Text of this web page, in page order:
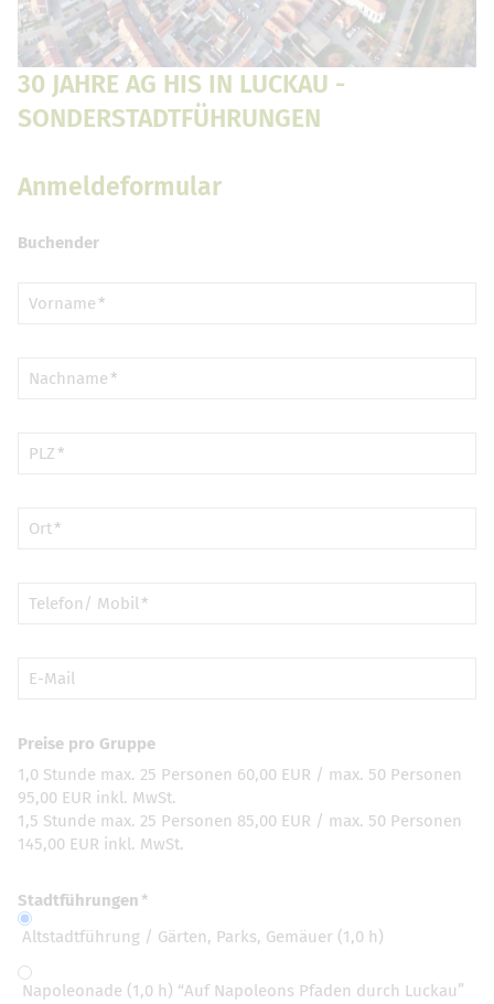
30 JAHRE AG HIS IN LUCKAU -
SONDERSTADTFÜHRUNGEN
Anmeldeformular
Buchender
Vorname
Nachname
PLZ
Ort
Telefon/ Mobil
E-Mail
Preise pro Gruppe
1,0 Stunde max. 25 Personen 60,00 EUR / max. 50 Personen
95,00 EUR inkl. MwSt.
1,5 Stunde max. 25 Personen 85,00 EUR / max. 50 Personen
145,00 EUR inkl. MwSt.
Stadtführungen
Altstadtführung / Gärten, Parks, Gemäuer (1,0 h)
Napoleonade (1,0 h) “Auf Napoleons Pfaden durch Luckau”